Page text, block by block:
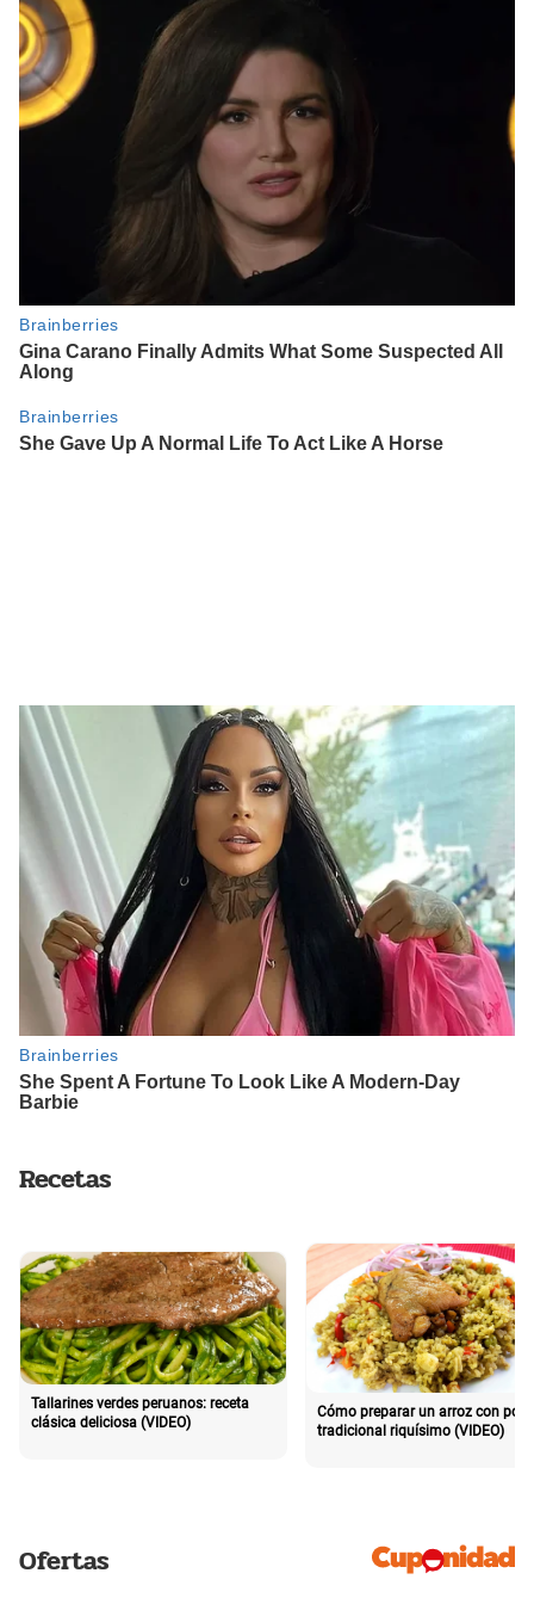
Recetas
Tallarines verdes peruanos: receta
clásica deliciosa (VIDEO)
Cómo preparar un arroz con pollo
tradicional riquísimo (VIDEO)
Ofertas